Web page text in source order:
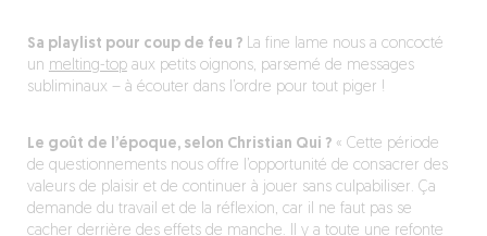
Sa playlist pour coup de feu ? La fine lame nous a concocté
un melting-topaux petits oignons, parsemé de messages
subliminaux – à écouter dans l’ordre pour tout piger !
Le goût de l’époque, selon Christian Qui ? « Cette période
de questionnements nous offre l’opportunité de consacrer des
valeurs de plaisir et de continuer à jouer sans culpabiliser. Ça
demande du travail et de la réflexion, car il ne faut pas se
cacher derrière des effets de manche. Il y a toute une refonte